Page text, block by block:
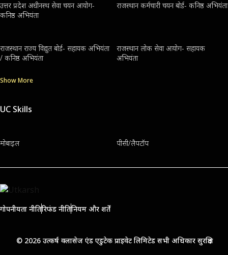
उत्तर प्रदेश अधीनस्थ सेवा चयन आयोग-
कनिष्ठ अभियंता
राजस्थान कर्मचारी चयन बोर्ड- कनिष्ठ अभियंता
राजस्थान राज्य विद्युत बोर्ड- सहायक अभियंता
/ कनिष्ठ अभियंता
राजस्थान लोक सेवा आयोग- सहायक
अभियंता
Show More
UC Skills
मोबाइल पीसी/लैपटॉप
गोपनीयता नीतिरिफंड नीतिनियम और शर्तें
© 2026 उत्कर्ष क्लासेज एंड एडुटेक प्राइवेट लिमिटेड सभी अधिकार सुरक्षित